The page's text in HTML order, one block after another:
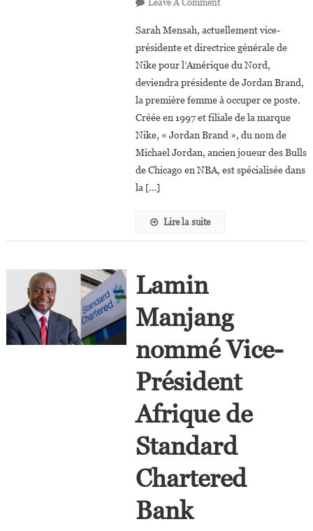
Leave A Comment
:
Sarah
Mensah
Nommée
Présidente
De
La
Marque
Sarah Mensah, actuellement vice-
présidente et directrice générale de
Nike pour l’Amérique du Nord,
deviendra présidente de Jordan Brand,
la première femme à occuper ce poste.
Créée en 1997 et filiale de la marque
Nike, « Jordan Brand », du nom de
Michael Jordan, ancien joueur des Bulls
de Chicago en NBA, est spécialisée dans
la […]
Lire la suite
Lamin
Manjang
nommé Vice-
Président
Afrique de
Standard
Chartered
Bank